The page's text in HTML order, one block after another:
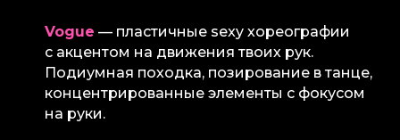
Vogue — пластичные sexy хореографии
с акцентом на движения твоих рук.
Подиумная походка, позирование в танце,
концентрированные элементы с фокусом
на руки.